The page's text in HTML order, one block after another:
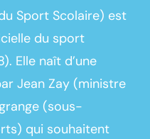
Sport Scolaire) est
du sport
Elle naît d’une
Jean Zay (ministre
(sous-
qui souhaitent